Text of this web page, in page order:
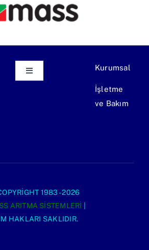
Toggle
Navigation
Tesisi
Tesisi
Kurumsal
İşletme
ve Bakım
1983 - 2026
ARITMA SISTEMLERI
HAKLARI SAKLIDIR.